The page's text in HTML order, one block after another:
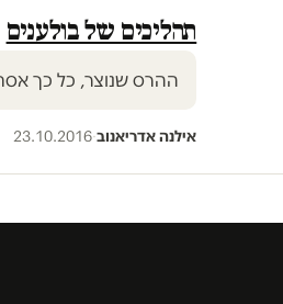
תהליכים של בולענים
ההרס שנוצר, כל כך
אילנה אדריאנוב·
23.10.2016